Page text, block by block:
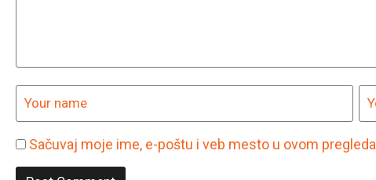
Sačuvaj moje ime, e-poštu i veb mesto u ovom